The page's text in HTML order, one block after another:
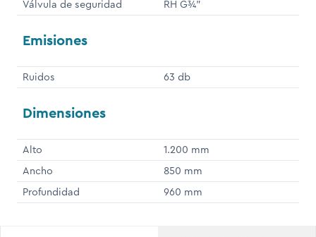
Válvula de seguridad RH G¾"
Emisiones
Ruidos 63 db
Dimensiones
Alto
1.200 mm
Ancho
850 mm
Profundidad
960 mm